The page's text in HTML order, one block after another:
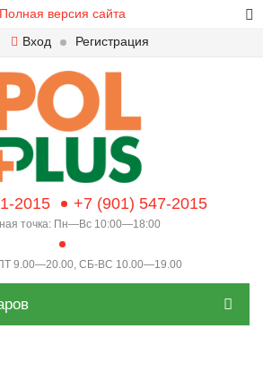
Полная версия сайта
Вход
Регистрация
2015 +7 (901) 547-2015
точка: Пн—Вс 10:00—18:00
9.00—20.00, СБ-ВС 10.00—19.00